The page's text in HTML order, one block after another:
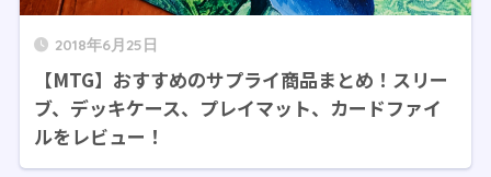
2018年6月25日
【MTG】おすすめのサプライ商品まとめ！スリー
ブ、デッキケース、プレイマット、カードファイ
ルをレビュー！